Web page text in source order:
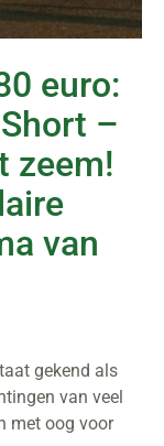
euro:
–
zeem!
van
gekend als
van veel
met oog voor